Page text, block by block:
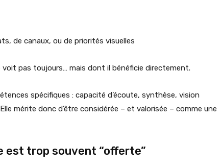
de canaux, ou de priorités visuelles
voit pas toujours… mais dont il bénéficie directement.
spécifiques : capacité d’écoute, synthèse, vision
mérite donc d’être considérée – et valorisée – comme une
est trop souvent “offerte”